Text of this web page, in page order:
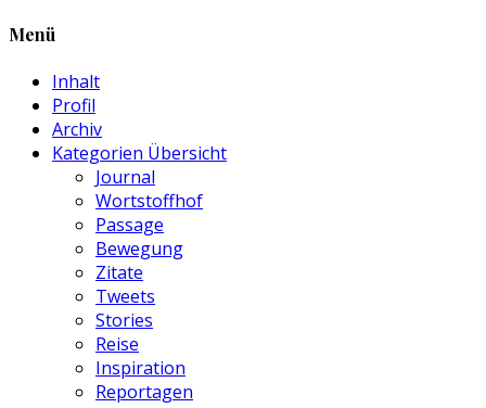
Menü
Inhalt
Profil
Archiv
Kategorien Übersicht
Journal
Wortstoffhof
Passage
Bewegung
Zitate
Tweets
Stories
Reise
Inspiration
Reportagen